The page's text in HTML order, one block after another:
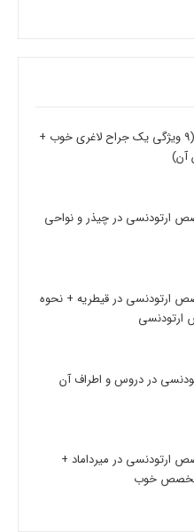
بهترین جراح لاغری (9 ویژگی یک جراح لاغری خوب +
آن)
ارتودنسی در چیذر و نواحی
ارتودنسی در قیطریه + نحوه
در دروس و اطراف آن
ارتودنسی در میرداماد +
خوب